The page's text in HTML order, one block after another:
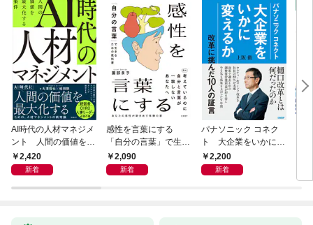
AI時代の人材マネジメ
ント 人間の価値を最
大化する条件
2,420
新着
感性を言葉にする
「自分の言葉」で生き
るための教科書
2,090
新着
パナソニック コネク
ト 大企業をいかに変
えるか
2,200
新着